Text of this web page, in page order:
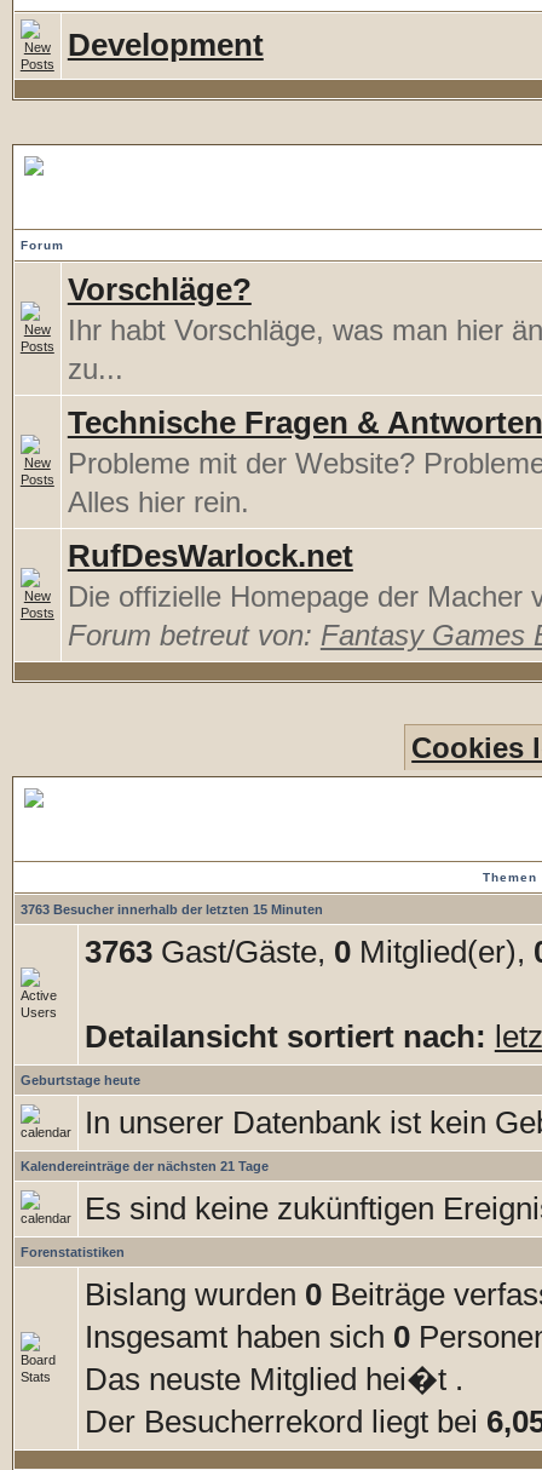
Development
Forum
Vorschläge?
Ihr habt Vorschläge, was man hier
zu...
Technische Fragen & Antworten
Probleme mit der Website?
Alles hier rein.
RufDesWarlock.net
Die offizielle Homepage der Macher
Forum betreut von: Fantasy Games
Cookies
Themen
3763 Besucher innerhalb der letzten 15 Minuten
3763Gast/Gäste, 0Mitglied(er),
Detailansicht sortiert nach:
Geburtstage heute
In unserer Datenbank ist kein
Kalendereinträge der nächsten 21 Tage
Es sind keine zukünftigen
Forenstatistiken
Bislang wurden 0Beiträge
Insgesamt haben sich 0
Das neuste Mitglied hei�t .
Der Besucherrekord liegt bei